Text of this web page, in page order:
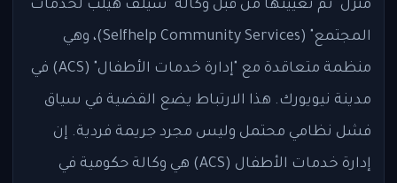
منزل" تم تعيينها من قبل وكالة "سيلف هيلب لخدمات
المجتمع" (Selfhelp Community Services)، وهي
منظمة متعاقدة مع "إدارة خدمات الأطفال" (ACS) في
مدينة نيويورك. هذا الارتباط يضع القضية في سياق
فشل نظامي محتمل وليس مجرد جريمة فردية. إن
إدارة خدمات الأطفال (ACS) هي وكالة حكومية في